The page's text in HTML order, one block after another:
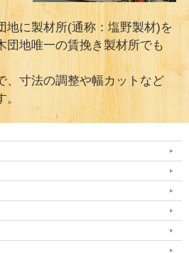
地に製材所(通称：塩野製材)を
団地唯一の賃挽き製材所でも
、寸法の調整や幅カットなど